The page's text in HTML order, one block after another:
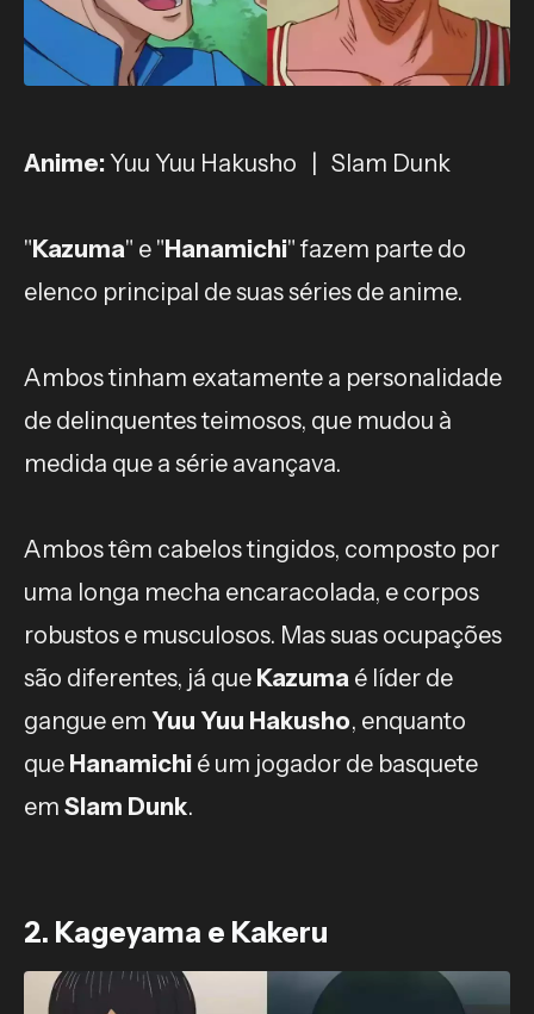
Anime:Yuu Yuu Hakusho | Slam Dunk
"Kazuma" e "Hanamichi" fazem parte do
elenco principal de suas séries de anime.
Ambos tinham exatamente a personalidade
de delinquentes teimosos, que mudou à
medida que a série avançava.
Ambos têm cabelos tingidos, composto por
uma longa mecha encaracolada, e corpos
robustos e musculosos. Mas suas ocupações
são diferentes, já que Kazuma é líder de
gangue em Yuu Yuu Hakusho, enquanto
que Hanamichi é um jogador de basquete
em Slam Dunk.
2. Kageyama e Kakeru